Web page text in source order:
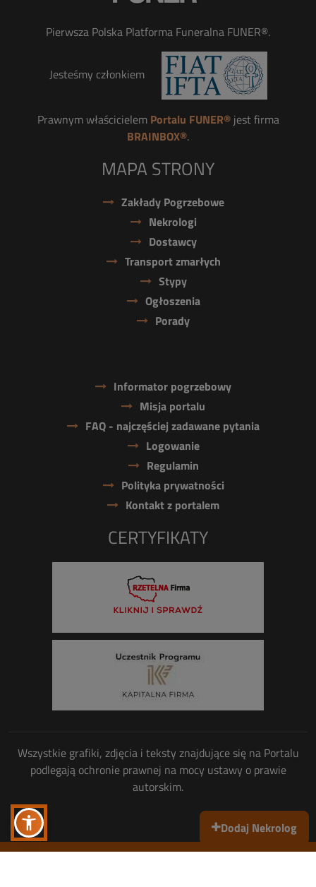
Dodaj Nekrolog
Pierwsza Polska Platforma Funeralna FUNER®.
Jesteśmy członkiem
Prawnym właścicielem Portalu FUNER®jest firma
BRAINBOX®.
MAPA STRONY
Zakłady Pogrzebowe
Nekrologi
Dostawcy
Transport zmarłych
Stypy
Ogłoszenia
Porady
Informator pogrzebowy
Misja portalu
FAQ - najczęściej zadawane pytania
Logowanie
Regulamin
Polityka prywatności
Kontakt z portalem
CERTYFIKATY
Wszystkie grafiki, zdjęcia i teksty znajdujące się na Portalu
podlegają ochronie prawnej na mocy ustawy o prawie
autorskim.